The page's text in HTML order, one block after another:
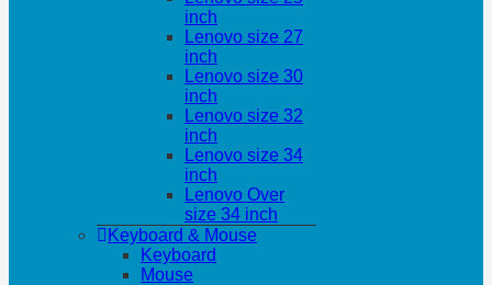
inch
Lenovo size 27
inch
Lenovo size 30
inch
Lenovo size 32
inch
Lenovo size 34
inch
Lenovo Over
size 34 inch
Keyboard & Mouse
Keyboard
Mouse